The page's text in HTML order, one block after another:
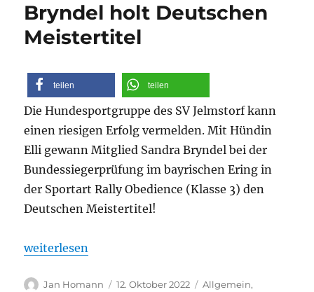
Bryndel holt Deutschen
Meistertitel
teilen teilen
Die Hundesportgruppe des SV Jelmstorf kann
einen riesigen Erfolg vermelden. Mit Hündin
Elli gewann Mitglied Sandra Bryndel bei der
Bundessiegerprüfung im bayrischen Ering in
der Sportart Rally Obedience (Klasse 3) den
Deutschen Meistertitel!
„Hundesport: Sandra Bryndel holt Deutschen
weiterlesen
Autor
Jan Homann
Veröffentlicht
12. Oktober 2022 Kategorien
Allgemein,